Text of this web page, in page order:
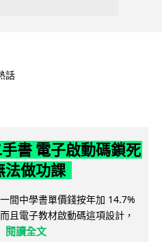
話
書 電子啟動碼鎖死
法做功課
間中學書單價錢按年加 14.7%
且電子教材啟動碼這項設計，
閱讀全文